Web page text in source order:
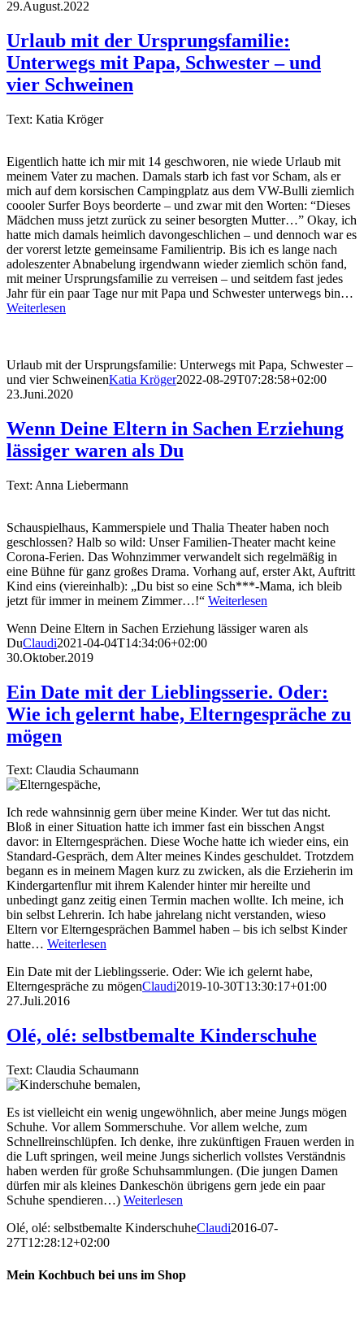
29.August.2022
Urlaub mit der Ursprungsfamilie:
Unterwegs mit Papa, Schwester – und
vier Schweinen
Text: Katia Kröger
Eigentlich hatte ich mir mit 14 geschworen, nie wiede Urlaub mit
meinem Vater zu machen. Damals starb ich fast vor Scham, als er
mich auf dem korsischen Campingplatz aus dem VW-Bulli ziemlich
coooler Surfer Boys beorderte – und zwar mit den Worten: “Dieses
Mädchen muss jetzt zurück zu seiner besorgten Mutter…” Okay, ich
hatte mich damals heimlich davongeschlichen – und dennoch war es
der vorerst letzte gemeinsame Familientrip. Bis ich es lange nach
adoleszenter Abnabelung irgendwann wieder ziemlich schön fand,
mit meiner Ursprungsfamilie zu verreisen – und seitdem fast jedes
Jahr für ein paar Tage nur mit Papa und Schwester unterwegs bin…
Weiterlesen
Urlaub mit der Ursprungsfamilie: Unterwegs mit Papa, Schwester –
und vier SchweinenKatia Kröger2022-08-29T07:28:58+02:00
23.Juni.2020
Wenn Deine Eltern in Sachen Erziehung
lässiger waren als Du
Text: Anna Liebermann
Schauspielhaus, Kammerspiele und Thalia Theater haben noch
geschlossen? Halb so wild: Unser Familien-Theater macht keine
Corona-Ferien. Das Wohnzimmer verwandelt sich regelmäßig in
eine Bühne für ganz großes Drama. Vorhang auf, erster Akt, Auftritt
Kind eins (viereinhalb): „Du bist so eine Sch***-Mama, ich bleib
jetzt für immer in meinem Zimmer…!“ Weiterlesen
Wenn Deine Eltern in Sachen Erziehung lässiger waren als
DuClaudi2021-04-04T14:34:06+02:00
30.Oktober.2019
Ein Date mit der Lieblingsserie. Oder:
Wie ich gelernt habe, Elterngespräche zu
mögen
Text: Claudia Schaumann
Ich rede wahnsinnig gern über meine Kinder. Wer tut das nicht.
Bloß in einer Situation hatte ich immer fast ein bisschen Angst
davor: in Elterngesprächen. Diese Woche hatte ich wieder eins, ein
Standard-Gespräch, dem Alter meines Kindes geschuldet. Trotzdem
begann es in meinem Magen kurz zu zwicken, als die Erzieherin im
Kindergartenflur mit ihrem Kalender hinter mir hereilte und
unbedingt ganz zeitig einen Termin machen wollte. Ich meine, ich
bin selbst Lehrerin. Ich habe jahrelang nicht verstanden, wieso
Eltern vor Elterngesprächen Bammel haben – bis ich selbst Kinder
hatte… Weiterlesen
Ein Date mit der Lieblingsserie. Oder: Wie ich gelernt habe,
Elterngespräche zu mögenClaudi2019-10-30T13:30:17+01:00
27.Juli.2016
Olé, olé: selbstbemalte Kinderschuhe
Text: Claudia Schaumann
Es ist vielleicht ein wenig ungewöhnlich, aber meine Jungs mögen
Schuhe. Vor allem Sommerschuhe. Vor allem welche, zum
Schnellreinschlüpfen. Ich denke, ihre zukünftigen Frauen werden in
die Luft springen, weil meine Jungs sicherlich vollstes Verständnis
haben werden für große Schuhsammlungen. (Die jungen Damen
dürfen mir als kleines Dankeschön übrigens gern jede ein paar
Schuhe spendieren…) Weiterlesen
Olé, olé: selbstbemalte KinderschuheClaudi2016-07-
27T12:28:12+02:00
Mein Kochbuch bei uns im Shop